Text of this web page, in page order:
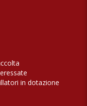
in dotazione